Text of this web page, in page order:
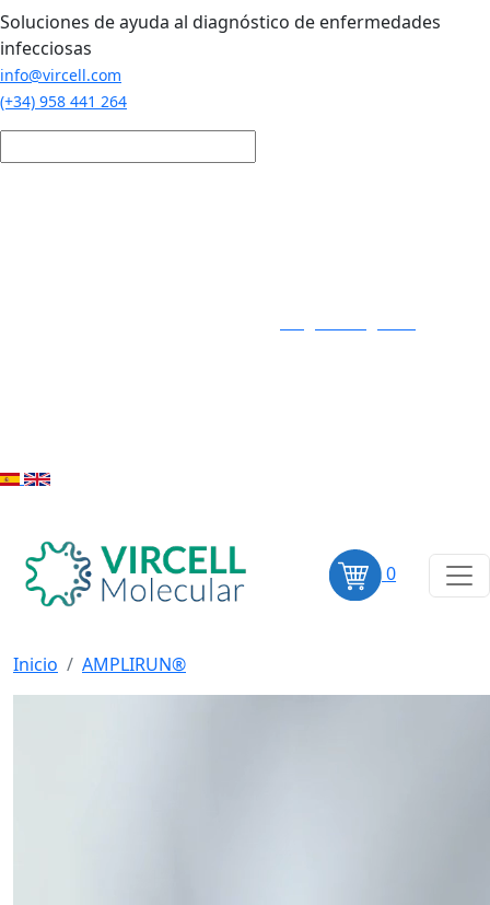
Pasar al contenido principal
Soluciones de ayuda al diagnóstico de enfermedades
infecciosas
info@vircell.com
(+34) 958 441 264
0
Inicio AMPLIRUN®